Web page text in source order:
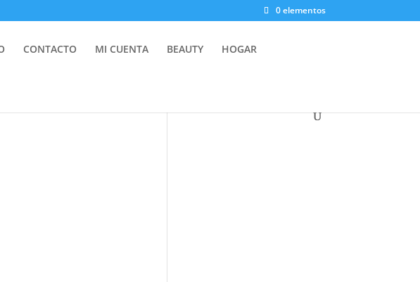
0 elementos
CONTACTO MI CUENTA BEAUTY HOGAR